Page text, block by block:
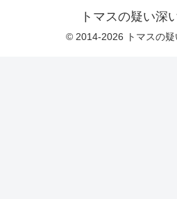
トマスの疑い深
© 2014-2026 トマスの疑